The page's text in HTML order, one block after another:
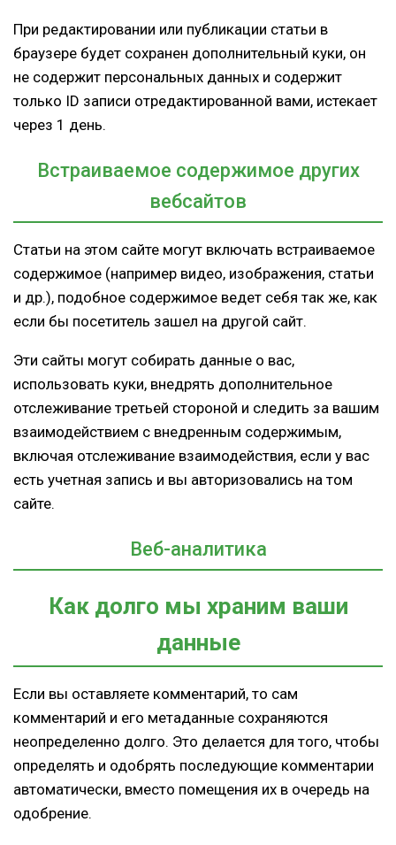
При редактировании или публикации статьи в
браузере будет сохранен дополнительный куки, он
не содержит персональных данных и содержит
только ID записи отредактированной вами, истекает
через 1 день.
Встраиваемое содержимое других
вебсайтов
Статьи на этом сайте могут включать встраиваемое
содержимое (например видео, изображения, статьи
и др.), подобное содержимое ведет себя так же, как
если бы посетитель зашел на другой сайт.
Эти сайты могут собирать данные о вас,
использовать куки, внедрять дополнительное
отслеживание третьей стороной и следить за вашим
взаимодействием с внедренным содержимым,
включая отслеживание взаимодействия, если у вас
есть учетная запись и вы авторизовались на том
сайте.
Веб-аналитика
Как долго мы храним ваши
данные
Если вы оставляете комментарий, то сам
комментарий и его метаданные сохраняются
неопределенно долго. Это делается для того, чтобы
определять и одобрять последующие комментарии
автоматически, вместо помещения их в очередь на
одобрение.